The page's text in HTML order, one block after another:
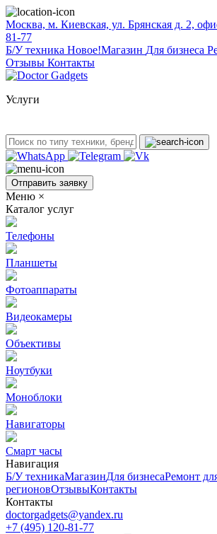
Москва, м. Киевская, ул. Брянская д. 2,
81-77
Б/У техникa Новое!Магазин Для бизнеса
Отзывы Контакты
Услуги
Отправить заявку
Меню ×
Каталог услуг
Телефоны
Планшеты
Фотоаппараты
Видеокамеры
Объективы
Ноутбуки
Моноблоки
Навигаторы
Смарт часы
Навигация
Б/У техникaМагазинДля бизнесаРемонт
регионовОтзывыКонтакты
Контакты
doctorgadgets@yandex.ru
+7 (495) 120-81-77